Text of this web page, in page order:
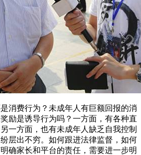
消费行为？未成年人有巨额回报的消
励是诱导行为吗？一方面，有各种直
一方面，也有未成年人缺乏自我控制
层出不穷。如何跟进法律监督，如何
确家长和平台的责任，需要进一步明